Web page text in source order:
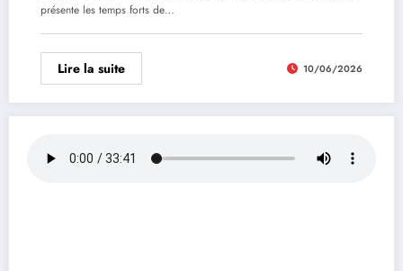
présente les temps forts de…
Lire la suite 10/06/2026